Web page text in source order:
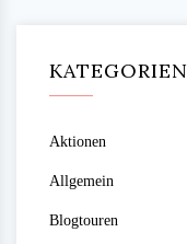
KATEGORIEN
Aktionen
Allgemein
Blogtouren